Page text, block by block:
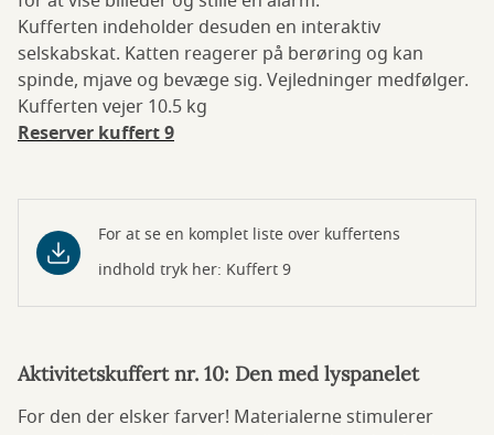
Kufferten indeholder desuden en interaktiv
selskabskat. Katten reagerer på berøring og kan
spinde, mjave og bevæge sig. Vejledninger medfølger.
Kufferten vejer 10.5 kg
Reserver kuffert 9
For at se en komplet liste over kuffertens
indhold tryk her: Kuffert 9
Aktivitetskuffert nr. 10: Den med lyspanelet
For den der elsker farver! Materialerne stimulerer